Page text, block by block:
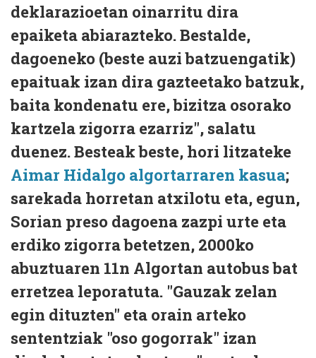
deklarazioetan oinarritu dira
epaiketa abiarazteko. Bestalde,
dagoeneko (beste auzi batzuengatik)
epaituak izan dira gazteetako batzuk,
baita kondenatu ere, bizitza osorako
kartzela zigorra ezarriz", salatu
duenez. Besteak beste, hori litzateke
Aimar Hidalgo algortarraren kasua;
sarekada horretan atxilotu eta, egun,
Sorian preso dagoena zazpi urte eta
erdiko zigorra betetzen, 2000ko
abuztuaren 11n Algortan autobus bat
erretzea leporatuta. "Gauzak zelan
egin dituzten" eta orain arteko
sententziak "oso gogorrak" izan